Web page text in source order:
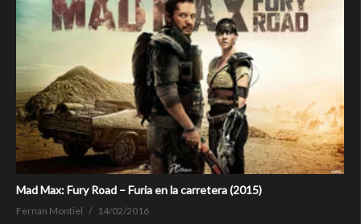
Mad Max: Fury Road – Furia en la carretera (2015)
Fernan Montiel 14/02/2016